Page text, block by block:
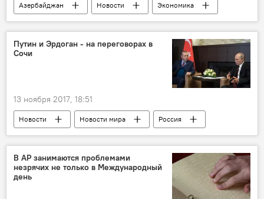
Азербайджан Новости
Экономика
Гянджа
Ильхам Алиев
Благоустройство
распоряжение
Ремонт
Путин и Эрдоган - на переговорах в
Сочи
13 ноября 2017, 18:51
Новости Новости мира
Россия
Турция
Россия
Реджеп Тайип Эрдоган
Владимир Путин
В АР занимаются проблемами
незрячих не только в Международный
день